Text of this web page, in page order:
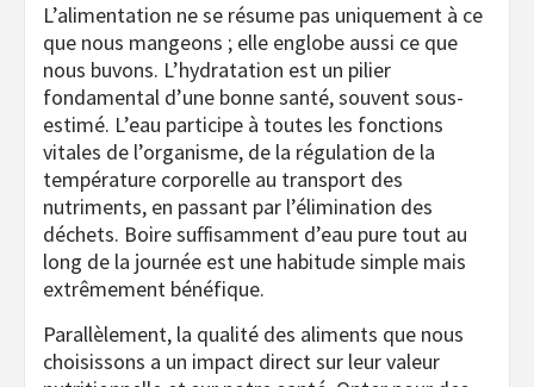
L’alimentation ne se résume pas uniquement à ce
que nous mangeons ; elle englobe aussi ce que
nous buvons. L’hydratation est un pilier
fondamental d’une bonne santé, souvent sous-
estimé. L’eau participe à toutes les fonctions
vitales de l’organisme, de la régulation de la
température corporelle au transport des
nutriments, en passant par l’élimination des
déchets. Boire suffisamment d’eau pure tout au
long de la journée est une habitude simple mais
extrêmement bénéfique.
Parallèlement, la qualité des aliments que nous
choisissons a un impact direct sur leur valeur